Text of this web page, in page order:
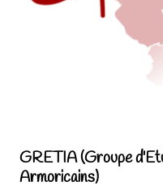
GRETIA (Groupe
Armoricains)